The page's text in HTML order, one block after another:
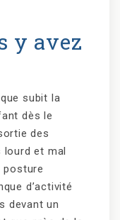
y avez
subit la
dès le
des
lourd et mal
posture
d’activité
devant un